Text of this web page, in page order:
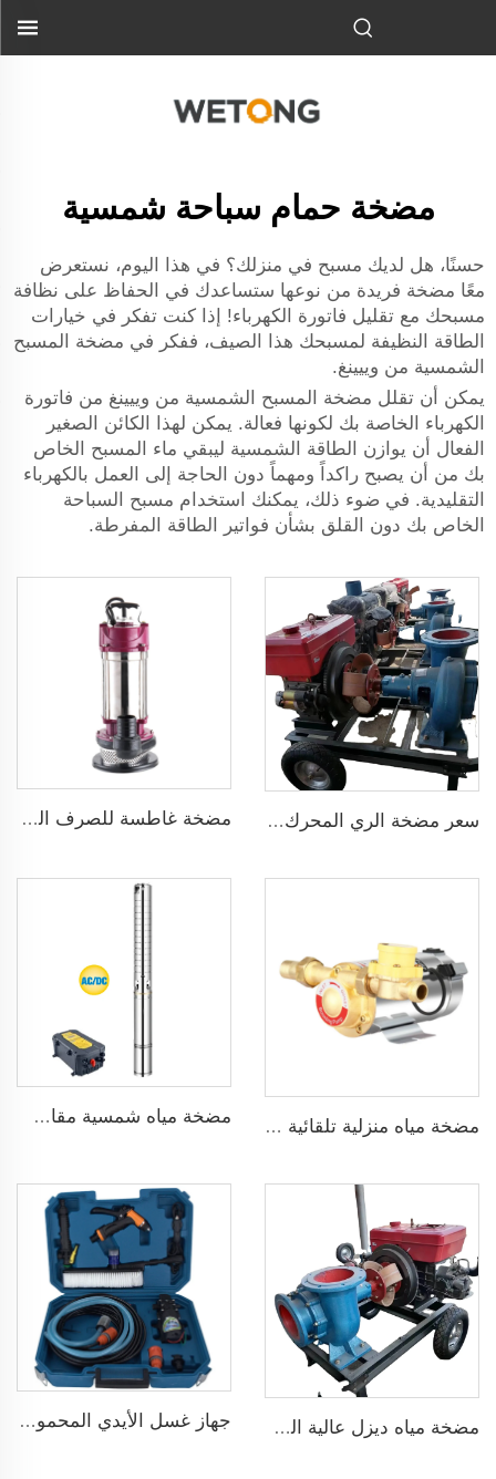
مضخة حمام سباحة شمسية
حسنًا، هل لديك مسبح في منزلك؟ في هذا اليوم، نستعرض
معًا مضخة فريدة من نوعها ستساعدك في الحفاظ على نظافة
مسبحك مع تقليل فاتورة الكهرباء! إذا كنت تفكر في خيارات
الطاقة النظيفة لمسبحك هذا الصيف، ففكر في مضخة المسبح
الشمسية من وييينغ.
يمكن أن تقلل مضخة المسبح الشمسية من وييينغ من فاتورة
الكهرباء الخاصة بك لكونها فعالة. يمكن لهذا الكائن الصغير
الفعال أن يوازن الطاقة الشمسية ليبقي ماء المسبح الخاص
بك من أن يصبح راكداً ومهماً دون الحاجة إلى العمل بالكهرباء
التقليدية. في ضوء ذلك، يمكنك استخدام مسبح السباحة
الخاص بك دون القلق بشأن فواتير الطاقة المفرطة.
سعر مضخة الري المحرك الديزل مضخة غاطسة للصرف الصحي للمياه القذرة
مضخة مياه منزلية تلقائية ضاغطة بضغط 160psi
مضخة مياه شمسية مقاس 3 بوصة ذات شفرة من الفولاذ المقاوم للصدأ لري الزراعة
مضخة مياه ديزل عالية الضغط متداولة حديثة البيع لري الزراعة جهاز غسل الأيدي المحمول 12V مضخة غسيل سيارات عالية الضغط